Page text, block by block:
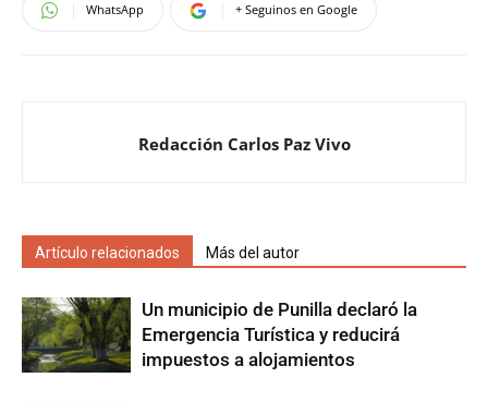
WhatsApp + Seguinos en Google
Redacción Carlos Paz Vivo
Artículo relacionados Más del autor
Un municipio de Punilla declaró la
Emergencia Turística y reducirá
impuestos a alojamientos